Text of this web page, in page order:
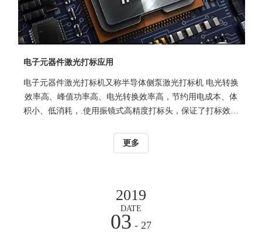
电子元器件激光打标应用
电子元器件激光打标机又称半导体侧泵激光打标机 电光转换
效率高、峰值功率高、电光转换效率高，节约用电成本、体
积小、低消耗，.使用振镜式高精度打标头，保证了打标效果
小。较之传统的灯泵浦YAG打标机可适应的工作材料更加广
泛，也更容易与各种生产线配接，实现在线打标。该系列打
更多
2019
DATE
03 - 27